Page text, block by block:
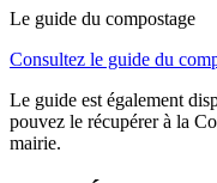
Le guide du compostage
Consultez le guide du
Le guide est également
pouvez le récupérer à la
mairie.